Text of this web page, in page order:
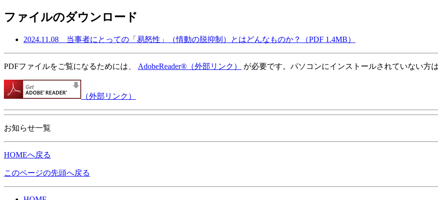
ファイルのダウンロード
2024.11.08 当事者にとっての「易怒性」（情動の脱抑制）とはどんなものか？ （PDF 1.4MB）
PDFファイルをご覧になるためには、 AdobeReader® （外部リンク） が必要です。パソコンにインストールされていない方
（外部リンク）
お知らせ一覧
HOMEへ戻る
このページの先頭へ戻る